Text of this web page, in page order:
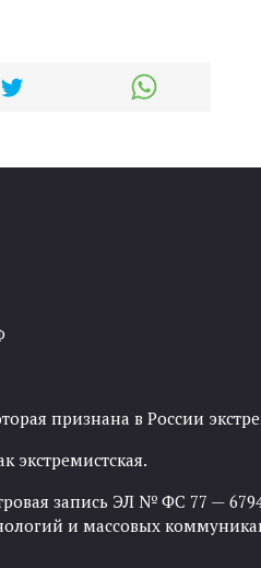
признана в России
экстремистская.
запись ЭЛ № ФС 77 —
и массовых